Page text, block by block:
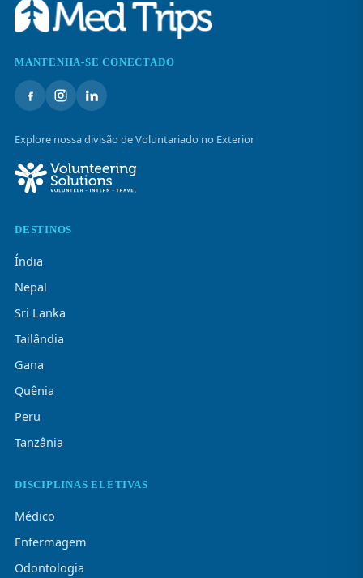
MANTENHA-SE CONECTADO
Explore nossa divisão de Voluntariado no Exterior
DESTINOS
Índia
Nepal
Sri Lanka
Tailândia
Gana
Quênia
Peru
Tanzânia
DISCIPLINAS ELETIVAS
Médico
Enfermagem
Odontologia